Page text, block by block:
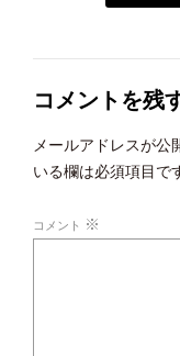
コメントを残
メールアドレスが公
いる欄は必須項目で
コメント ※